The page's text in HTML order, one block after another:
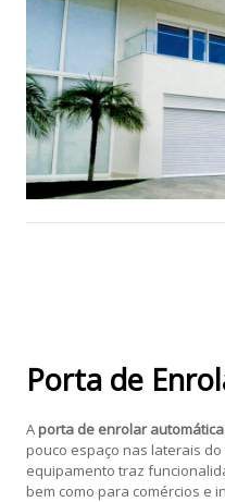
Porta de
A porta de enrolar automática
pouco espaço nas laterais
equipamento traz
bem como para comércios e